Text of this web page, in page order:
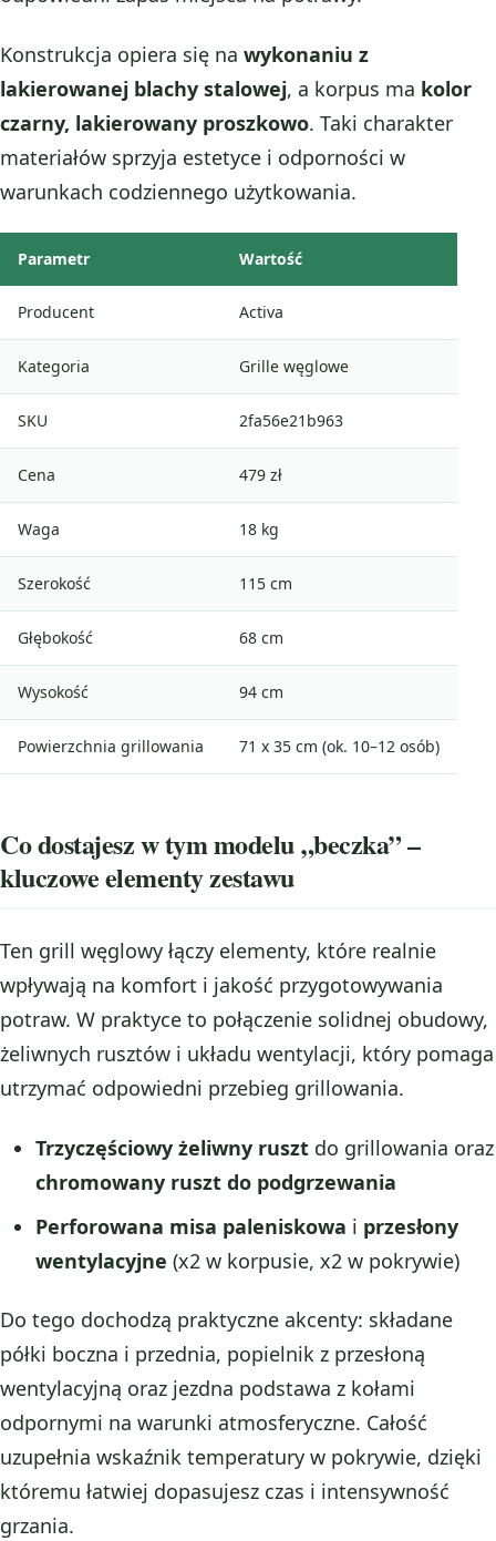
Konstrukcja opiera się na wykonaniu z
lakierowanej blachy stalowej, a korpus ma kolor
czarny, lakierowany proszkowo. Taki charakter
materiałów sprzyja estetyce i odporności w
warunkach codziennego użytkowania.
Parametr Wartość
Producent Activa
Kategoria Grille węglowe
SKU 2fa56e21b963
Cena 479 zł
Waga 18 kg
Szerokość 115 cm
Głębokość 68 cm
Wysokość 94 cm
Powierzchnia grillowania 71 x 35 cm (ok. 10–12 osób)
Co dostajesz w tym modelu „beczka” –
kluczowe elementy zestawu
Ten grill węglowy łączy elementy, które realnie
wpływają na komfort i jakość przygotowywania
potraw. W praktyce to połączenie solidnej obudowy,
żeliwnych rusztów i układu wentylacji, który pomaga
utrzymać odpowiedni przebieg grillowania.
Trzyczęściowy żeliwny rusztdo grillowania oraz
chromowany ruszt do podgrzewania
Perforowana misa paleniskowa i przesłony
wentylacyjne (x2 w korpusie, x2 w pokrywie)
Do tego dochodzą praktyczne akcenty: składane
półki boczna i przednia, popielnik z przesłoną
wentylacyjną oraz jezdna podstawa z kołami
odpornymi na warunki atmosferyczne. Całość
uzupełnia wskaźnik temperatury w pokrywie, dzięki
któremu łatwiej dopasujesz czas i intensywność
grzania.